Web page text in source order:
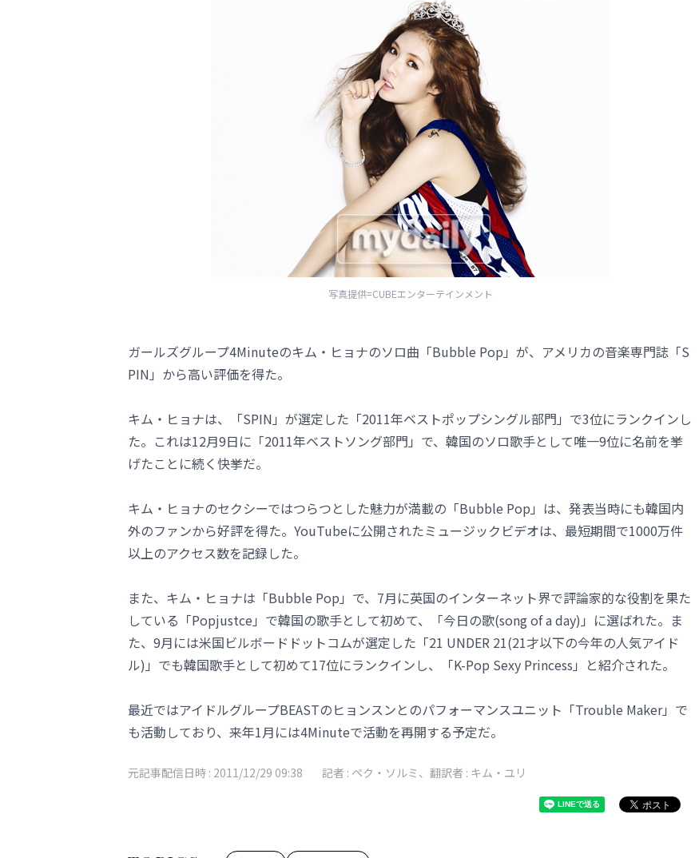
写真提供=CUBEエンターテインメント
ガールズグループ4Minuteのキム・ヒョナのソロ曲「Bubble Pop」が、アメリカの音楽専門誌「S
PIN」から高い評価を得た。
キム・ヒョナは、「SPIN」が選定した「2011年ベストポップシングル部門」で3位にランクインし
た。これは12月9日に「2011年ベストソング部門」で、韓国のソロ歌手として唯一9位に名前を挙
げたことに続く快挙だ。
キム・ヒョナのセクシーではつらつとした魅力が満載の「Bubble Pop」は、発表当時にも韓国内
外のファンから好評を得た。YouTubeに公開されたミュージックビデオは、最短期間で1000万件
以上のアクセス数を記録した。
また、キム・ヒョナは「Bubble Pop」で、7月に英国のインターネット界で評論家的な役割を果た
している「Popjustce」で韓国の歌手として初めて、「今日の歌(song of a day)」に選ばれた。ま
た、9月には米国ビルボードドットコムが選定した「21 UNDER 21(21才以下の今年の人気アイド
ル)」でも韓国歌手として初めて17位にランクインし、「K-Pop Sexy Princess」と紹介された。
最近ではアイドルグループBEASTのヒョンスンとのパフォーマンスユニット「Trouble Maker」で
も活動しており、来年1月には4Minuteで活動を再開する予定だ。
元記事配信日時 : 2011/12/29 09:38 記者 : ペク・ソルミ、翻訳者 : キム・ユリ